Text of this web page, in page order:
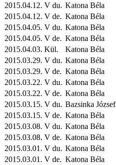
2015.04.12. V du. Katona Béla
2015.04.12. V de. Katona Béla
2015.04.05. V du. Katona Béla
2015.04.05. V de. Katona Béla
2015.04.03. Kül. Katona Béla
2015.03.29. V du. Katona Béla
2015.03.29. V de. Katona Béla
2015.03.22. V du. Katona Béla
2015.03.22. V de. Katona Béla
2015.03.15. V du. Bazsinka József
2015.03.15. V de. Katona Béla
2015.03.08. V du. Katona Béla
2015.03.08. V de. Katona Béla
2015.03.01. V du. Katona Béla
2015.03.01. V de. Katona Béla